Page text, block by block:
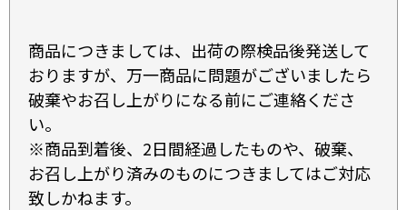
商品につきましては、出荷の際検品後発送して
おりますが、万一商品に問題がございましたら
破棄やお召し上がりになる前にご連絡くださ
い。
※商品到着後、2日間経過したものや、破棄、
お召し上がり済みのものにつきましてはご対応
致しかねます。